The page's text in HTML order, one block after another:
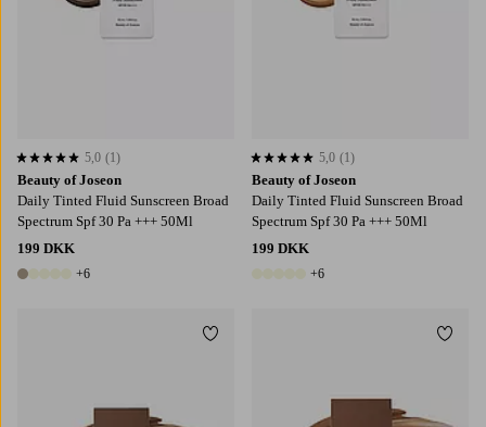
Beauty of Joseon
Daily Tinted Fluid Sunscreen Broad
Spectrum Spf 30 Pa +++ 50Ml
199 DKK
11 farver
+6
5,0 baseret på 1 bedømmelser
5,0 (1)
Beauty of Joseon
Daily Tinted Fluid Sunscreen Broad
Spectrum Spf 30 Pa +++ 50Ml
199 DKK
+6
5,0 baseret på 1 bedømmelser
5,0 (1)
Tilføj til favoritter